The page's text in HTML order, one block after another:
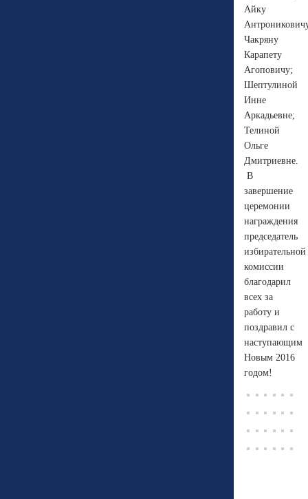
Айку
Чакряну
Карапету
Агоповичу;
Шептулиной
Инне
Аркадьевне;
Телиной
Ольге
Дмитриевне.
В
завершение
церемонии
награждения
председатель
избирательной
комиссии
благодарил
всех за
работу и
поздравил с
наступающим
Новым 2016
годом!